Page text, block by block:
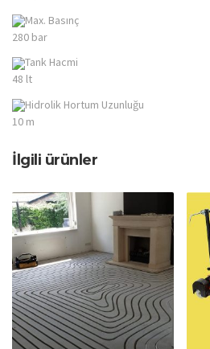
Max. Basınç
280 bar
Tank Hacmi
48 lt
Hidrolik Hortum Uzunluğu
10 m
İlgili ürünler